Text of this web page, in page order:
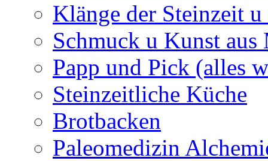
Klänge der Steinzeit u
Schmuck u Kunst
Papp und Pick (alles
Steinzeitliche Küche
Brotbacken
Paleomedizin